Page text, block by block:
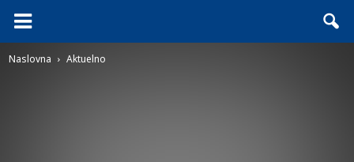
Naslovna Aktuelno